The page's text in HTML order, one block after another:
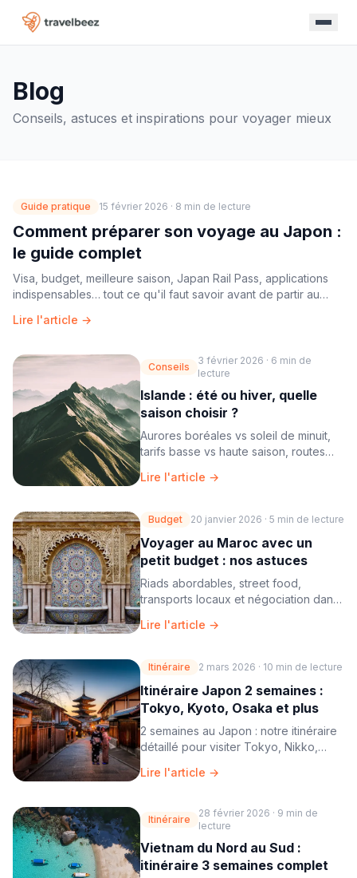
Blog
Conseils, astuces et inspirations pour voyager mieux
Guide pratique 15 février 2026 · 8 min de lecture
Comment préparer son voyage au Japon :
le guide complet
Visa, budget, meilleure saison, Japan Rail Pass, applications
indispensables… tout ce qu'il faut savoir avant de partir au
Lire l'article →
Conseils
3 février 2026 · 6 min de
lecture
Islande : été ou hiver, quelle
saison choisir ?
Aurores boréales vs soleil de minuit,
tarifs basse vs haute saison, routes
comparatif complet.
Lire l'article →
Budget 20 janvier 2026 · 5 min de lecture
Voyager au Maroc avec un
petit budget : nos astuces
Riads abordables, street food,
transports locaux et négociation dans
Maroc pour moins de 50€/jour.
Lire l'article →
Itinéraire 2 mars 2026 · 10 min de lecture
Itinéraire Japon 2 semaines :
Tokyo, Kyoto, Osaka et plus
2 semaines au Japon : notre itinéraire
détaillé pour visiter Tokyo, Nikko,
vous épuiser ni dépasser votre
Lire l'article →
Itinéraire
28 février 2026 · 9 min de
lecture
Vietnam du Nord au Sud :
itinéraire 3 semaines complet